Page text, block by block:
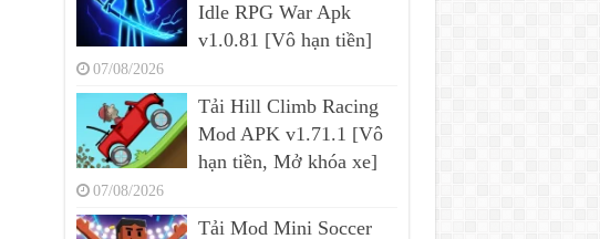
Idle RPG War Apk
v1.0.81 [Vô hạn tiền]
07/08/2026
Tải Hill Climb Racing
Mod APK v1.71.1 [Vô
hạn tiền, Mở khóa xe]
07/08/2026
Tải Mod Mini Soccer